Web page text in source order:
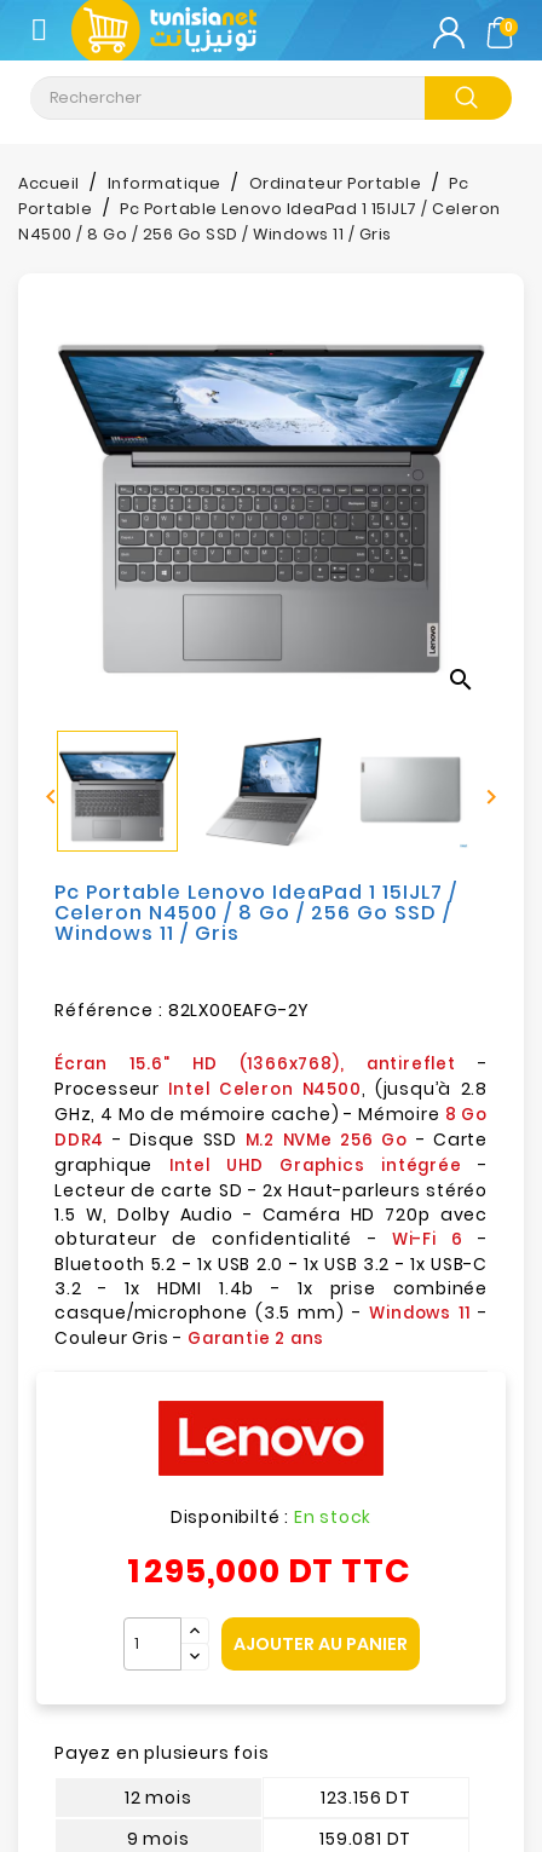
CATÉGORIE
Climatisation
Informatique
Téléphonie
Impression
Stockage
Electroménager
Sécurité
Mobilités
Loisirs
0
Accueil Informatique Ordinateur Portable
Pc
Portable
Pc Portable Lenovo IdeaPad 1 15IJL7 / Celeron
N4500 / 8 Go / 256 Go SSD / Windows 11 / Gris
search
 
Pc Portable Lenovo IdeaPad 1 15IJL7 /
Celeron N4500 / 8 Go / 256 Go SSD /
Windows 11 / Gris
Référence : 82LX00EAFG-2Y
Écran 15.6" HD (1366x768), antireflet
-
Processeur Intel Celeron N4500, (jusqu’à 2.8
GHz, 4 Mo de mémoire cache) - Mémoire 8 Go
DDR4 - Disque SSD M.2 NVMe 256 Go - Carte
graphique Intel UHD Graphics intégrée
-
Lecteur de carte SD - 2x Haut-parleurs stéréo
1.5 W, Dolby Audio - Caméra HD 720p avec
obturateur de confidentialité - Wi-Fi 6
-
Bluetooth 5.2 - 1x USB 2.0 - 1x USB 3.2 - 1x USB-C
3.2 - 1x HDMI 1.4b - 1x prise combinée
casque/microphone (3.5 mm) -Windows 11 -
Couleur Gris - Garantie 2 ans
Disponibilté : En stock
1 295,000 DT TTC
AJOUTER AU PANIER
Payez en plusieurs fois
12 mois
9 mois
123.156 DT
159.081 DT